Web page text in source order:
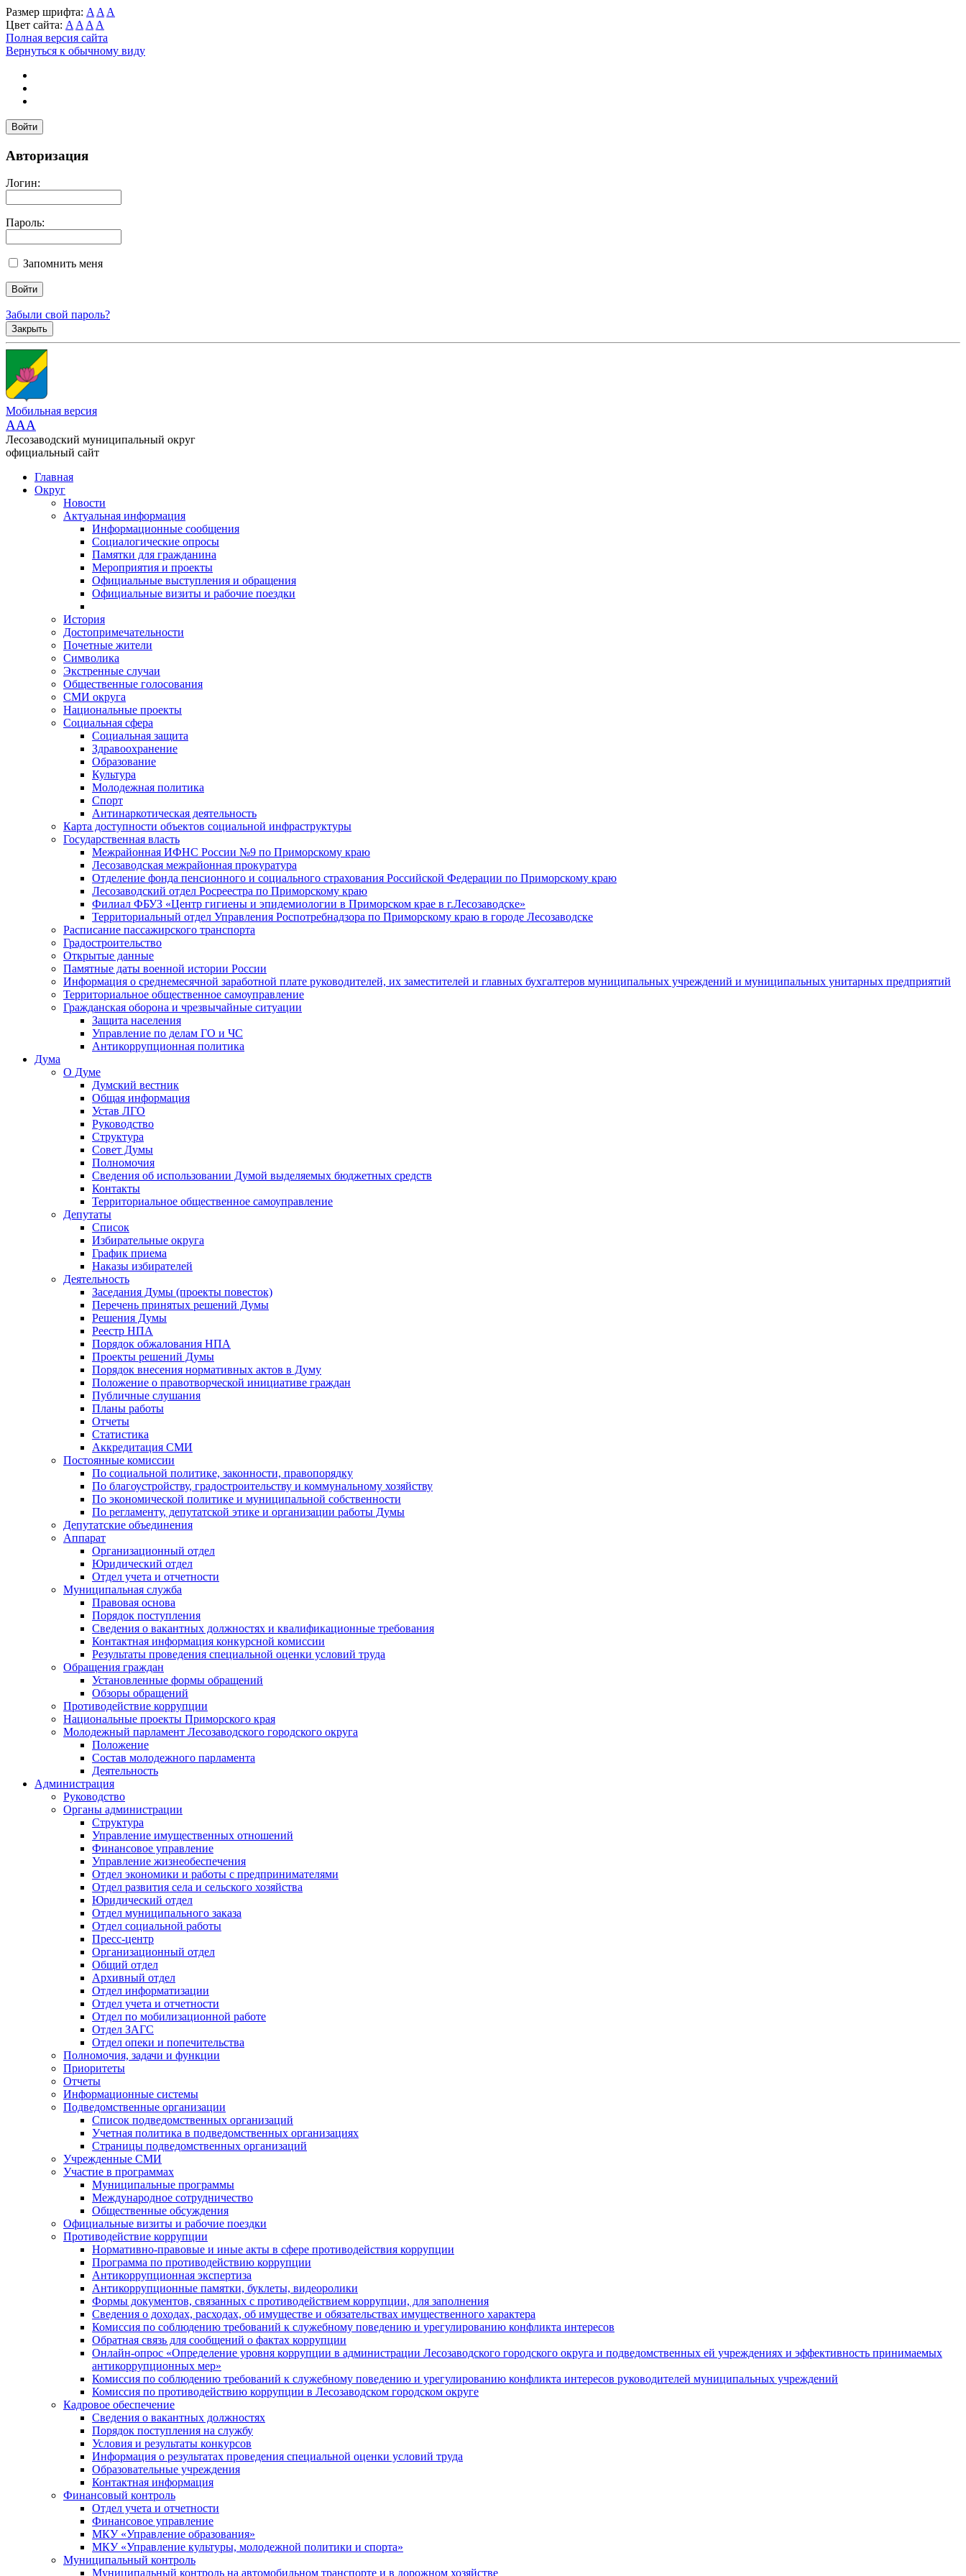
Размер шрифта: A A A
Цвет сайта: A A A A
Полная версия сайта
Вернуться к обычному виду
Войти
Авторизация
Логин:
Пароль:
Запомнить меня
Забыли свой пароль?
Закрыть
Мобильная версия
AAA
Лесозаводский муниципальный округ
официальный сайт
Главная
Округ
Новости
Актуальная информация
Информационные сообщения
Социалогические опросы
Памятки для гражданина
Мероприятия и проекты
Официальные выступления и обращения
Официальные визиты и рабочие поездки
История
Достопримечательности
Почетные жители
Символика
Экстренные случаи
Общественные голосования
СМИ округа
Национальные проекты
Социальная сфера
Социальная защита
Здравоохранение
Образование
Культура
Молодежная политика
Спорт
Антинаркотическая деятельность
Карта доступности объектов социальной инфраструктуры
Государственная власть
Межрайонная ИФНС России №9 по Приморскому краю
Лесозаводская межрайонная прокуратура
Отделение фонда пенсионного и социального страхования Российской Федерации по Приморскому краю
Лесозаводский отдел Росреестра по Приморскому краю
Филиал ФБУЗ «Центр гигиены и эпидемиологии в Приморском крае в г.Лесозаводске»
Территориальный отдел Управления Роспотребнадзора по Приморскому краю в городе Лесозаводске
Расписание пассажирского транспорта
Градостроительство
Открытые данные
Памятные даты военной истории России
Информация о среднемесячной заработной плате руководителей, их заместителей и главных бухгалтеров муниципальных учреждений и муниципальных унитарных предприятий
Территориальное общественное самоуправление
Гражданская оборона и чрезвычайные ситуации
Защита населения
Управление по делам ГО и ЧС
Антикоррупционная политика
Дума
О Думе
Думский вестник
Общая информация
Устав ЛГО
Руководство
Структура
Совет Думы
Полномочия
Сведения об использовании Думой выделяемых бюджетных средств
Контакты
Территориальное общественное самоуправление
Депутаты
Список
Избирательные округа
График приема
Наказы избирателей
Деятельность
Заседания Думы (проекты повесток)
Перечень принятых решений Думы
Решения Думы
Реестр НПА
Порядок обжалования НПА
Проекты решений Думы
Порядок внесения нормативных актов в Думу
Положение о правотворческой инициативе граждан
Публичные слушания
Планы работы
Отчеты
Статистика
Аккредитация СМИ
Постоянные комиссии
По социальной политике, законности, правопорядку
По благоустройству, градостроительству и коммунальному хозяйству
По экономической политике и муниципальной собственности
По регламенту, депутатской этике и организации работы Думы
Депутатские объединения
Аппарат
Организационный отдел
Юридический отдел
Отдел учета и отчетности
Муниципальная служба
Правовая основа
Порядок поступления
Сведения о вакантных должностях и квалификационные требования
Контактная информация конкурсной комиссии
Результаты проведения специальной оценки условий труда
Обращения граждан
Установленные формы обращений
Обзоры обращений
Противодействие коррупции
Национальные проекты Приморского края
Молодежный парламент Лесозаводского городского округа
Положение
Состав молодежного парламента
Деятельность
Администрация
Руководство
Органы администрации
Структура
Управление имущественных отношений
Финансовое управление
Управление жизнеобеспечения
Отдел экономики и работы с предпринимателями
Отдел развития села и сельского хозяйства
Юридический отдел
Отдел муниципального заказа
Отдел социальной работы
Пресс-центр
Организационный отдел
Общий отдел
Архивный отдел
Отдел информатизации
Отдел учета и отчетности
Отдел по мобилизационной работе
Отдел ЗАГС
Отдел опеки и попечительства
Полномочия, задачи и функции
Приоритеты
Отчеты
Информационные системы
Подведомственные организации
Список подведомственных организаций
Учетная политика в подведомственных организациях
Страницы подведомственных организаций
Учрежденные СМИ
Участие в программах
Муниципальные программы
Международное сотрудничество
Общественные обсуждения
Официальные визиты и рабочие поездки
Противодействие коррупции
Нормативно-правовые и иные акты в сфере противодействия коррупции
Программа по противодействию коррупции
Антикоррупционная экспертиза
Антикоррупционные памятки, буклеты, видеоролики
Формы документов, связанных с противодействием коррупции, для заполнения
Сведения о доходах, расходах, об имуществе и обязательствах имущественного характера
Комиссия по соблюдению требований к служебному поведению и урегулированию конфликта интересов
Обратная связь для сообщений о фактах коррупции
Онлайн-опрос «Определение уровня коррупции в администрации Лесозаводского городского округа и подведомственных ей учреждениях и эффективность принимаемых
антикоррупционных мер»
Комиссия по соблюдению требований к служебному поведению и урегулированию конфликта интересов руководителей муниципальных учреждений
Комиссия по противодействию коррупции в Лесозаводском городском округе
Кадровое обеспечение
Сведения о вакантных должностях
Порядок поступления на службу
Условия и результаты конкурсов
Информация о результатах проведения специальной оценки условий труда
Образовательные учреждения
Контактная информация
Финансовый контроль
Отдел учета и отчетности
Финансовое управление
МКУ «Управление образования»
МКУ «Управление культуры, молодежной политики и спорта»
Муниципальный контроль
Муниципальный контроль на автомобильном транспорте и в дорожном хозяйстве